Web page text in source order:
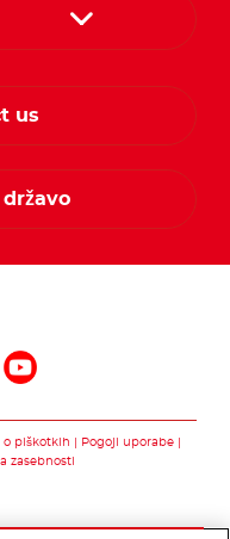
us
o piškotkih
Pogoji uporabe
zasebnosti